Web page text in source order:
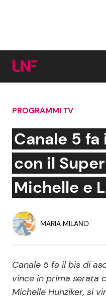
Cerca:
News e Cronaca
Attualità Italiana
Economia
Persone Scomparse
Politica
PROGRAMMI TV
Canale 5
con il
Michelle e
MARIA MILANO
Canale 5 fa il bis di
vince in prima serata
Michelle Hunziker, si